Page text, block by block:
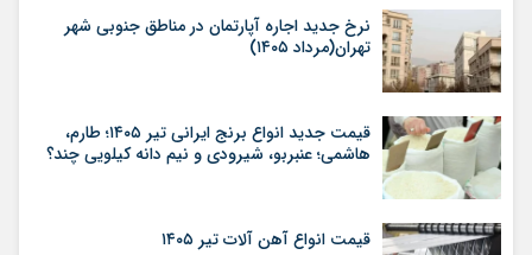
نرخ جدید اجاره آپارتمان در مناطق جنوبی شهر
تهران(مرداد ۱۴۰۵)
قیمت جدید انواع برنج ایرانی تیر ۱۴۰۵؛ طارم،
هاشمی؛ عنبربو، شیرودی و نیم دانه کیلویی چند؟
قیمت انواع آهن آلات تیر ۱۴۰۵